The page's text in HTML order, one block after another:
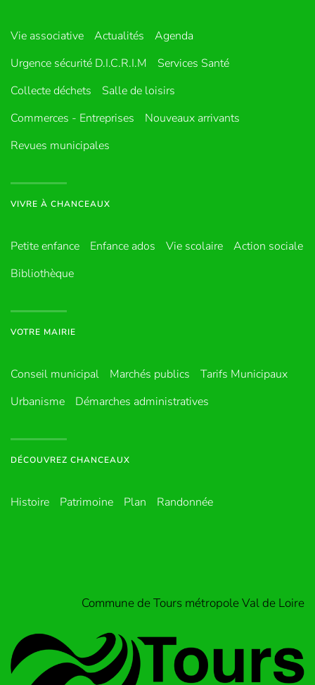
Vie associative Actualités
Agenda
Urgence sécurité D.I.C.R.I.M
Services Santé
Collecte déchets
Salle de loisirs
Commerces - Entreprises
Nouveaux arrivants
Revues municipales
VIVRE À CHANCEAUX
Petite enfance Enfance ados Vie scolaire
Action sociale
Bibliothèque
VOTRE MAIRIE
Conseil municipal Marchés publics
Tarifs Municipaux
Urbanisme
Démarches administratives
DÉCOUVREZ CHANCEAUX
Histoire Patrimoine Plan Randonnée
Commune de Tours métropole Val de Loire